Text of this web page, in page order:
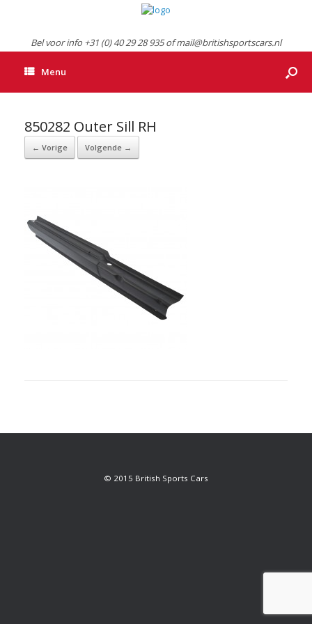
Bel voor info +31 (0) 40 29 28 935 of mail@britishsportscars.nl
Menu
850282 Outer Sill RH
← Vorige Volgende →
© 2015 British Sports Cars